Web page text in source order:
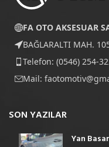
FA OTO AKSESUAR
BAĞLARALTI MAH.
Telefon: (0546) 254-
Mail:
SON YAZILAR
Yan